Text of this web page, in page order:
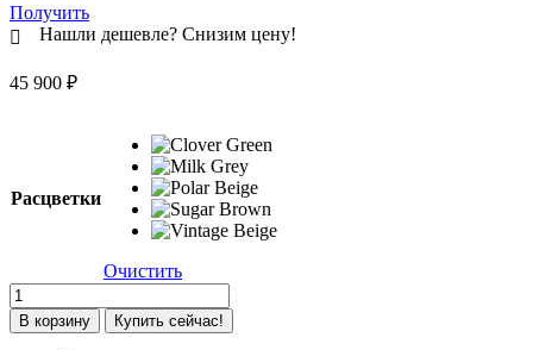
Получить
Нашли дешевле? Снизим цену!
45 900 ₽
Расцветки
Очистить
Количество
товара
Коляска
В корзину Купить сейчас!